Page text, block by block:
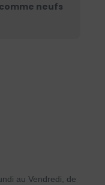
neufs
au Vendredi, de